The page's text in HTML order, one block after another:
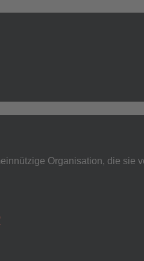
Organisation, die sie